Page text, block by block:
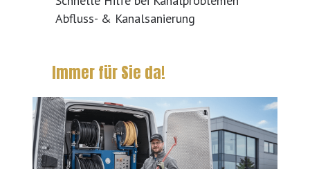
Abfluss- & Kanalsanierung
Immer für Sie da!